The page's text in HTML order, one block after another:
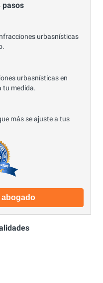
pasos
urbasnísticas
urbasnísticas en
tu medida.
más se ajuste a tus